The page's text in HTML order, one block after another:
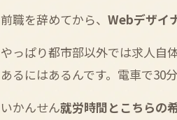
前職を辞めてから、 Webデザイ
やっぱり都市部以外では求人自
あるにはあるんです。電車で30
いかんせん就労時間とこちらの